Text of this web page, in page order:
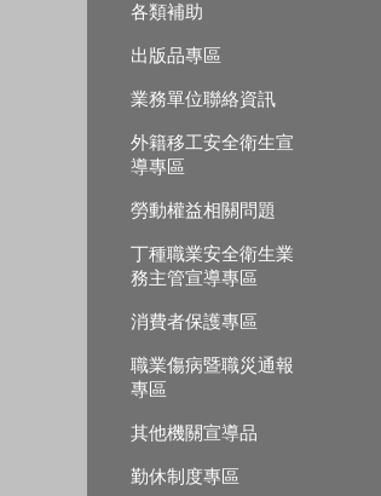
各類補助
出版品專區
業務單位聯絡資訊
外籍移工安全衛生宣
導專區
勞動權益相關問題
丁種職業安全衛生業
務主管宣導專區
消費者保護專區
職業傷病暨職災通報
專區
其他機關宣導品
勤休制度專區